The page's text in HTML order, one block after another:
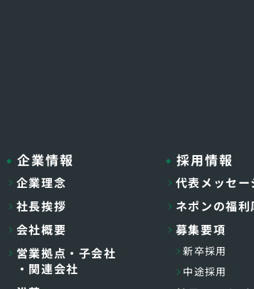
企業情報
企業理念
社長挨拶
会社概要
営業拠点・子会社
・関連会社
採用情報
代表メッセー
ネポンの福利
募集要項
新卒採用
中途採用